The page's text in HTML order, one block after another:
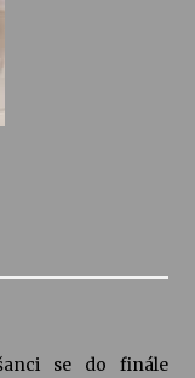
se do finále